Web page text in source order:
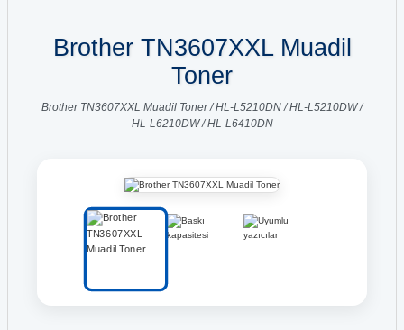
Brother TN3607XXL Muadil
Toner
Brother TN3607XXL Muadil Toner / HL-L5210DN / HL-L5210DW /
HL-L6210DW / HL-L6410DN